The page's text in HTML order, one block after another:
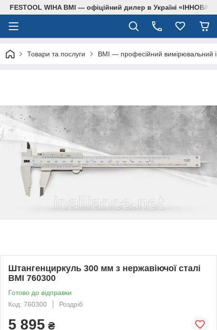
FESTOOL WIHA BMI — офіційний дилер в Україні
Товари та послуги BMI — професійний вимірювальний
Штангенциркуль 300 мм з нержавіючої сталі
BMI 760300
Готово до відправки
Код: 760300
Роздріб
5 895 ₴